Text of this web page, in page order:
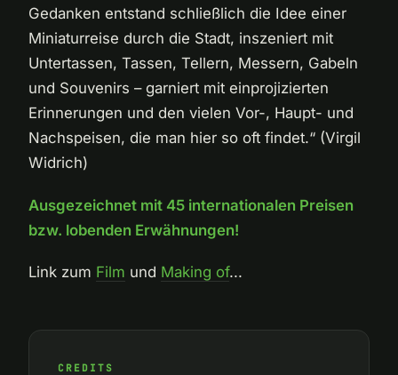
Gedanken entstand schließlich die Idee einer
Miniaturreise durch die Stadt, inszeniert mit
Untertassen, Tassen, Tellern, Messern, Gabeln
und Souvenirs – garniert mit einprojizierten
Erinnerungen und den vielen Vor-, Haupt- und
Nachspeisen, die man hier so oft findet.“ (Virgil
Widrich)
Ausgezeichnet mit 45 internationalen Preisen
bzw. lobenden Erwähnungen!
Link zum Film und Making of...
CREDITS